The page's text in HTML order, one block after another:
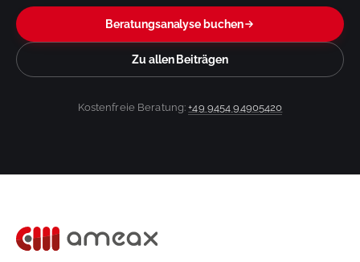
Beratungsanalyse buchen
Zu allen Beiträgen
Kostenfreie Beratung:+49 9454 94905420